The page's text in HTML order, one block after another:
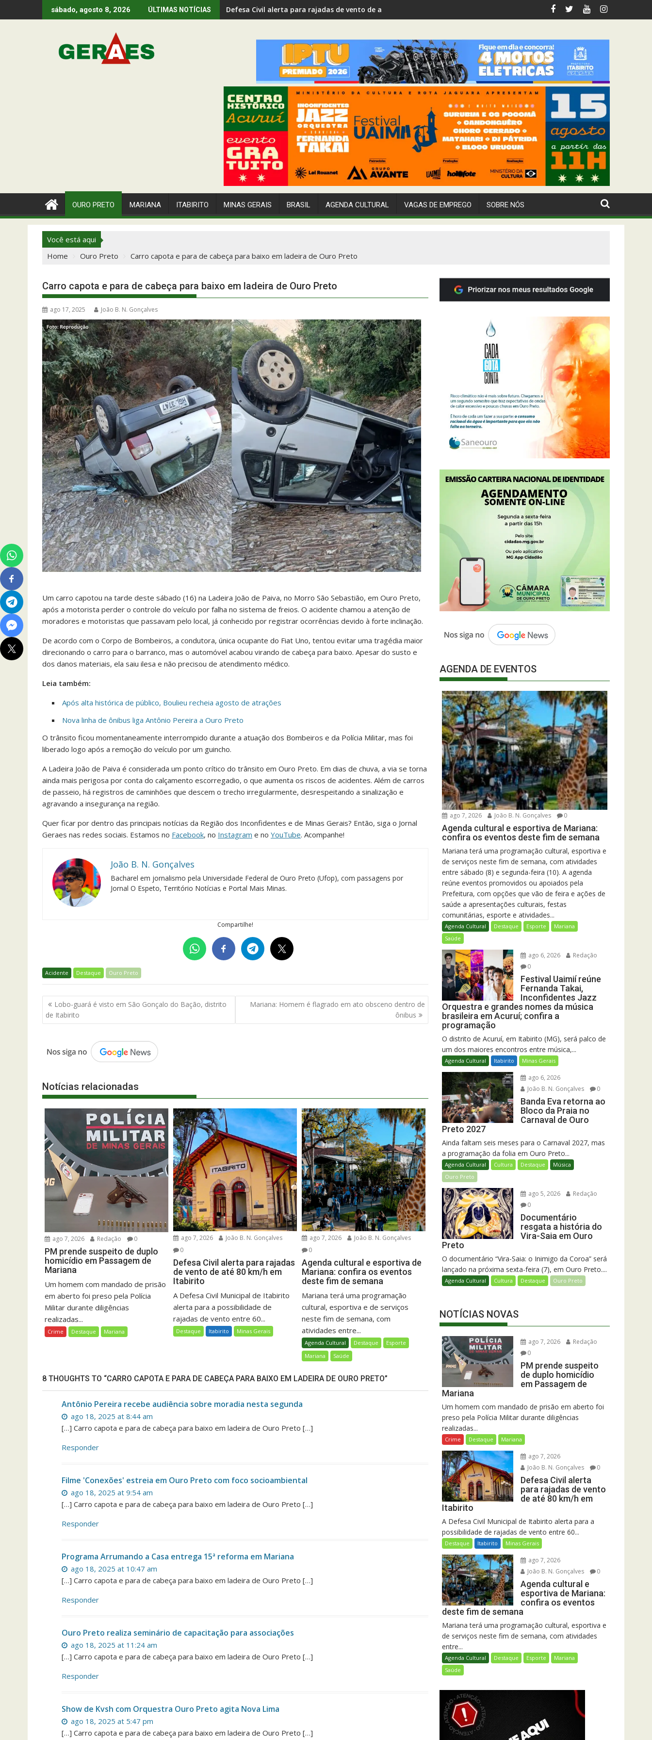
to
sábado, agosto 8, 2026 ÚLTIMAS NOTÍCIAS Defesa Civil alerta para rajadas de vento de até 80 km/h em Itabirito
OURO PRETO MARIANA ITABIRITO MINAS GERAIS BRASIL AGENDA CULTURAL VAGAS DE EMPREGO SOBRE NÓS
Você está aqui
Home
Ouro Preto Carro capota e para de cabeça para baixo em ladeira de Ouro Preto
Carro capota e para de cabeça para baixo em ladeira de Ouro Preto
ago 17, 2025 João B. N. Gonçalves
Um carro capotou na tarde deste sábado (16) na Ladeira João de Paiva, no Morro São Sebastião, em Ouro Preto,
após a motorista perder o controle do veículo por falha no sistema de freios. O acidente chamou a atenção de
moradores e motoristas que passavam pelo local, já conhecido por registrar ocorrências devido à forte inclinação.
De acordo com o Corpo de Bombeiros, a condutora, única ocupante do Fiat Uno, tentou evitar uma tragédia maior
direcionando o carro para o barranco, mas o automóvel acabou virando de cabeça para baixo. Apesar do susto e
dos danos materiais, ela saiu ilesa e não precisou de atendimento médico.
Leia também:
Após alta histórica de público, Boulieu recheia agosto de atrações
Nova linha de ônibus liga Antônio Pereira a Ouro Preto
O trânsito ficou momentaneamente interrompido durante a atuação dos Bombeiros e da Polícia Militar, mas foi
liberado logo após a remoção do veículo por um guincho.
A Ladeira João de Paiva é considerada um ponto crítico do trânsito em Ouro Preto. Em dias de chuva, a via se torna
ainda mais perigosa por conta do calçamento escorregadio, o que aumenta os riscos de acidentes. Além de carros
de passeio, há registros de caminhões que descem o trecho irregularmente, desrespeitando a sinalização e
agravando a insegurança na região.
Quer ficar por dentro das principais notícias da Região dos Inconfidentes e de Minas Gerais? Então, siga o Jornal
Geraes nas redes sociais. Estamos no Facebook, no Instagram e no YouTube. Acompanhe!
João B. N. Gonçalves
Bacharel em jornalismo pela Universidade Federal de Ouro Preto (Ufop), com passagens por
Jornal O Espeto, Território Notícias e Portal Mais Minas.
Compartilhe!
Acidente Destaque Ouro Preto
Navegação
de
Post
Lobo-guará é visto em São Gonçalo do Bação, distrito
de Itabirito
Mariana: Homem é flagrado em ato obsceno dentro de
ônibus
Notícias relacionadas
ago 7, 2026 Redação 0
PM prende suspeito de duplo
homicídio em Passagem de
Mariana
Um homem com mandado de prisão
em aberto foi preso pela Polícia
Militar durante diligências
realizadas...
Crime Destaque Mariana
ago 7, 2026
João B. N. Gonçalves
0
Defesa Civil alerta para rajadas
de vento de até 80 km/h em
Itabirito
A Defesa Civil Municipal de Itabirito
alerta para a possibilidade de
rajadas de vento entre 60...
Destaque Itabirito Minas Gerais
ago 7, 2026
João B. N. Gonçalves
0
Agenda cultural e esportiva de
Mariana: confira os eventos
deste fim de semana
Mariana terá uma programação
cultural, esportiva e de serviços
neste fim de semana, com
atividades entre...
Agenda Cultural Destaque
Esporte
Mariana
Saúde
8 THOUGHTS TO “CARRO CAPOTA E PARA DE CABEÇA PARA BAIXO EM LADEIRA DE OURO PRETO”
Antônio Pereira recebe audiência sobre moradia nesta segunda
ago 18, 2025 at 8:44 am
[…] Carro capota e para de cabeça para baixo em ladeira de Ouro Preto […]
Responder
Filme 'Conexões' estreia em Ouro Preto com foco socioambiental
ago 18, 2025 at 9:54 am
[…] Carro capota e para de cabeça para baixo em ladeira de Ouro Preto […]
Responder
Programa Arrumando a Casa entrega 15ª reforma em Mariana
ago 18, 2025 at 10:47 am
[…] Carro capota e para de cabeça para baixo em ladeira de Ouro Preto […]
Responder
Ouro Preto realiza seminário de capacitação para associações
ago 18, 2025 at 11:24 am
[…] Carro capota e para de cabeça para baixo em ladeira de Ouro Preto […]
Responder
Show de Kvsh com Orquestra Ouro Preto agita Nova Lima
ago 18, 2025 at 5:47 pm
[…] Carro capota e para de cabeça para baixo em ladeira de Ouro Preto […]
AGENDA DE EVENTOS
ago 7, 2026 João B. N. Gonçalves 0
Agenda cultural e esportiva de Mariana:
confira os eventos deste fim de semana
Mariana terá uma programação cultural, esportiva e
de serviços neste fim de semana, com atividades
entre sábado (8) e segunda-feira (10). A agenda
reúne eventos promovidos ou apoiados pela
Prefeitura, com opções que vão de feira e ações de
saúde a apresentações culturais, festas
comunitárias, esporte e atividades...
Agenda Cultural Destaque Esporte
Mariana
Saúde
ago 6, 2026
Redação
0
Festival Uaimií reúne
Fernanda Takai,
Inconfidentes Jazz
Orquestra e grandes nomes da música
brasileira em Acuruí; confira a
programação
O distrito de Acuruí, em Itabirito (MG), será palco de
um dos maiores encontros entre música,...
Agenda Cultural Itabirito Minas Gerais
ago 6, 2026
João B. N. Gonçalves
0
Banda Eva retorna ao
Bloco da Praia no
Carnaval de Ouro
Preto 2027
Ainda faltam seis meses para o Carnaval 2027, mas
a programação da folia em Ouro Preto...
Agenda Cultural Cultura Destaque
Música
Ouro Preto
ago 5, 2026
Redação
0
Documentário
resgata a história do
Vira-Saia em Ouro
Preto
O documentário “Vira-Saia: o Inimigo da Coroa” será
lançado na próxima sexta-feira (7), em Ouro Preto....
Agenda Cultural Cultura Destaque Ouro Preto
NOTÍCIAS NOVAS
ago 7, 2026
Redação
0
PM prende suspeito
de duplo homicídio
em Passagem de
Mariana
Um homem com mandado de prisão em aberto foi
preso pela Polícia Militar durante diligências
realizadas...
Crime Destaque Mariana
ago 7, 2026
João B. N. Gonçalves
0
Defesa Civil alerta
para rajadas de vento
de até 80 km/h em
Itabirito
A Defesa Civil Municipal de Itabirito alerta para a
possibilidade de rajadas de vento entre 60...
Destaque Itabirito Minas Gerais
ago 7, 2026
João B. N. Gonçalves
0
Agenda cultural e
esportiva de Mariana:
confira os eventos
deste fim de semana
Mariana terá uma programação cultural, esportiva e
de serviços neste fim de semana, com atividades
entre...
Agenda Cultural Destaque Esporte
Mariana
Saúde